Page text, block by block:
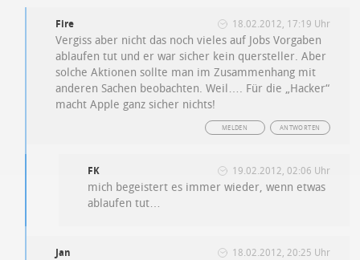
Fire 18.02.2012, 17:19 Uhr
Vergiss aber nicht das noch vieles auf Jobs Vorgaben
ablaufen tut und er war sicher kein quersteller. Aber
solche Aktionen sollte man im Zusammenhang mit
anderen Sachen beobachten. Weil…. Für die „Hacker“
macht Apple ganz sicher nichts!
ANTWORTEN
MELDEN
FK 19.02.2012, 02:06 Uhr
mich begeistert es immer wieder, wenn etwas
ablaufen tut…
Jan 18.02.2012, 20:25 Uhr